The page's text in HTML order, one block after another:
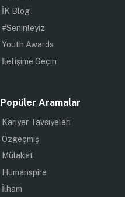
İK Blog
#Seninleyiz
Youth Awards
İletişime Geçin
Popüler Aramalar
Kariyer Tavsiyeleri
Özgeçmiş
Mülakat
Humanspire
İlham